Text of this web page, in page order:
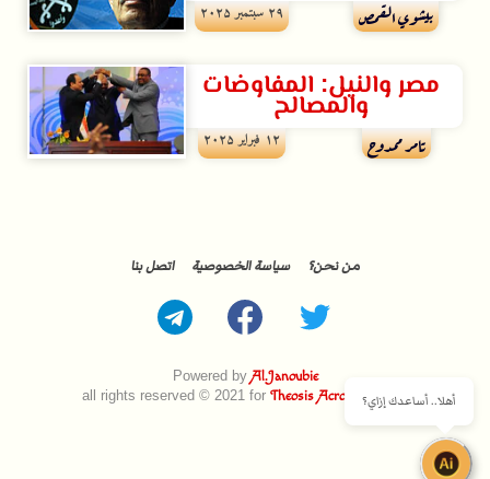
بيشوي القمص ۲۹ سبتمبر ۲۰۲۵
مصر والنيل: المفاوضات
والمصالح
تامر ممدوح ۱۲ فبراير ۲۰۲۵
Powered byAl.Janoubie
all rights reserved © 2021 for Theosis Across Borders
من نحن؟ سياسة الخصوصية اتصل بنا
أهلا.. أساعدك إزاي؟